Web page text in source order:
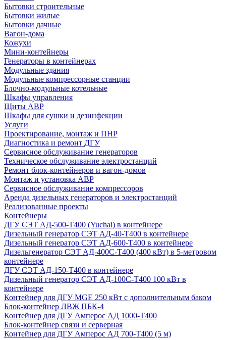
Бытовки строительные
Бытовки жилые
Бытовки дачные
Вагон-дома
Кожухи
Мини-контейнеры
Генераторы в контейнерах
Модульные здания
Модульные компрессорные станции
Блочно-модульные котельные
Шкафы управления
Щиты АВР
Шкафы для сушки и дезинфекции
Услуги
Проектирование, монтаж и ПНР
Диагностика и ремонт ДГУ
Сервисное обслуживание генераторов
Техническое обслуживание электростанций
Ремонт блок-контейнеров и вагон-домов
Монтаж и установка АВР
Сервисное обслуживание компрессоров
Аренда дизельных генераторов и электростанций
Реализованные проекты
Контейнеры
ДГУ СЭТ АД-500-Т400 (Yuchai) в контейнере
Дизельный генератор СЭТ АД-40-Т400 в контейнере
Дизельный генератор СЭТ АД-600-Т400 в контейнере
Дизельгенератор СЭТ АД-400С-Т400 (400 кВт) в 5-метровом
контейнере
ДГУ СЭТ АД-150-Т400 в контейнере
Дизельный генератор СЭТ АД-100С-Т400 100 кВт в
контейнере
Контейнер для ДГУ MGE 250 кВт с дополнительным баком
Блок-контейнер ЛВЖ ПБК-4
Контейнер для ДГУ Амперос АД 1000-Т400
Блок-контейнер связи и серверная
Контейнер для ДГУ Амперос АД 700-Т400 (5 м)